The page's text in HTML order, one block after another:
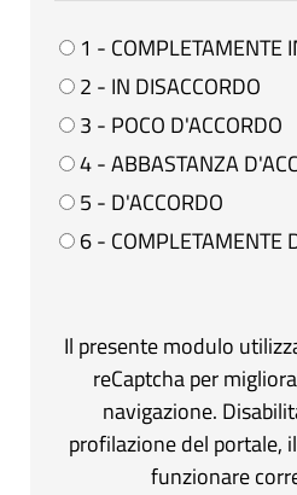
1 - COMPLETAMENTE
2 - IN DISACCORDO
3 - POCO D'ACCORDO
4 - ABBASTANZA
5 - D'ACCORDO
6 - COMPLETAMENTE
Il presente modulo
reCaptcha per
navigazione.
profilazione del portale,
funzionare